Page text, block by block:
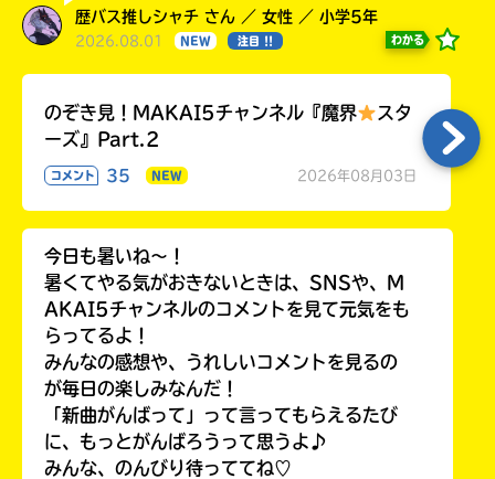
歴バス推しシャチ さん ／ 女性 ／ 小学5年
2026.08.01 NEW 注目 !! わかる
のぞき見！MAKAI5チャンネル『魔界
スタ
ーズ』Part.2
コメント 35 NEW 2026年08月03日
今日も暑いね〜！
暑くてやる気がおきないときは、SNSや、M
AKAI5チャンネルのコメントを見て元気をも
らってるよ！
みんなの感想や、うれしいコメントを見るの
が毎日の楽しみなんだ！
「新曲がんばって」って言ってもらえるたび
に、もっとがんばろうって思うよ♪
みんな、のんびり待っててね♡